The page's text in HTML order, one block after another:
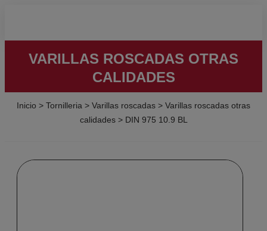
VARILLAS ROSCADAS OTRAS
CALIDADES
Inicio > Tornilleria > Varillas roscadas > Varillas roscadas otras
calidades> DIN 975 10.9 BL